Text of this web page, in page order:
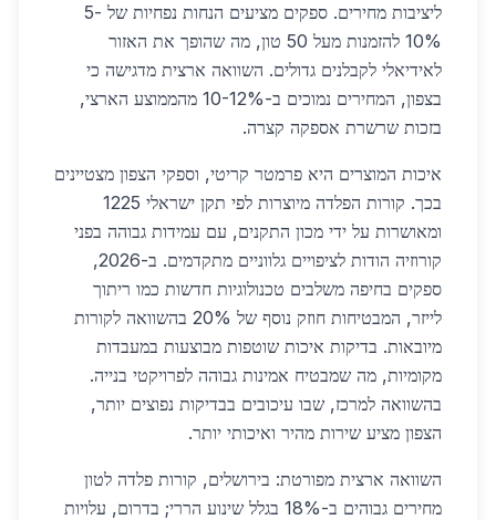
ליציבות מחירים. ספקים מציעים הנחות נפחיות של 5-
10% להזמנות מעל 50 טון, מה שהופך את האזור
לאידיאלי לקבלנים גדולים. השוואה ארצית מדגישה כי
בצפון, המחירים נמוכים ב-10-12% מהממוצע הארצי,
בזכות שרשרת אספקה קצרה.
איכות המוצרים היא פרמטר קריטי, וספקי הצפון מצטיינים
בכך. קורות הפלדה מיוצרות לפי תקן ישראלי 1225
ומאושרות על ידי מכון התקנים, עם עמידות גבוהה בפני
קורוזיה הודות לציפויים גלווניים מתקדמים. ב-2026,
ספקים בחיפה משלבים טכנולוגיות חדשות כמו ריתוך
לייזר, המבטיחות חוזק נוסף של 20% בהשוואה לקורות
מיובאות. בדיקות איכות שוטפות מבוצעות במעבדות
מקומיות, מה שמבטיח אמינות גבוהה לפרויקטי בנייה.
בהשוואה למרכז, שבו עיכובים בבדיקות נפוצים יותר,
הצפון מציע שירות מהיר ואיכותי יותר.
השוואה ארצית מפורטת: בירושלים, קורות פלדה לטון
מחירים גבוהים ב-18% בגלל שינוע הררי; בדרום, עלויות